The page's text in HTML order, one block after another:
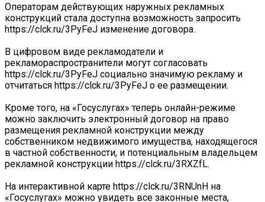
Операторам действующих наружных рекламных
конструкций стала доступна возможность запросить
https://clck.ru/3PyFeJ изменение договора.
В цифровом виде рекламодатели и
рекламораспространители могут согласовать
https://clck.ru/3PyFeJ социально значимую рекламу и
отчитаться https://clck.ru/3PyFeJ о ее размещении.
Кроме того, на «Госуслугах» теперь онлайн-режиме
можно заключить электронный договор на право
размещения рекламной конструкции между
собственником недвижимого имущества, находящегося
в частной собственности, и потенциальным владельцем
рекламной конструкции https://clck.ru/3RXZfL.
На интерактивной карте https://clck.ru/3RNUnH на
«Госуслугах» можно увидеть все законные места,